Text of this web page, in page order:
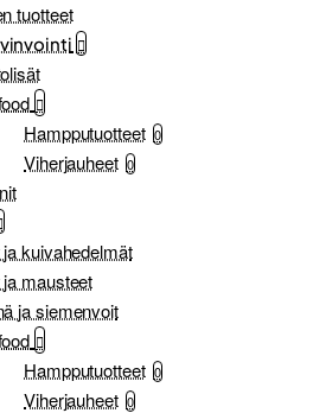
tuotteet
Hampputuotteet 0
Viherjauheet 0
kuivahedelmät
mausteet
ja siemenvoit
Hampputuotteet 0
Viherjauheet 0